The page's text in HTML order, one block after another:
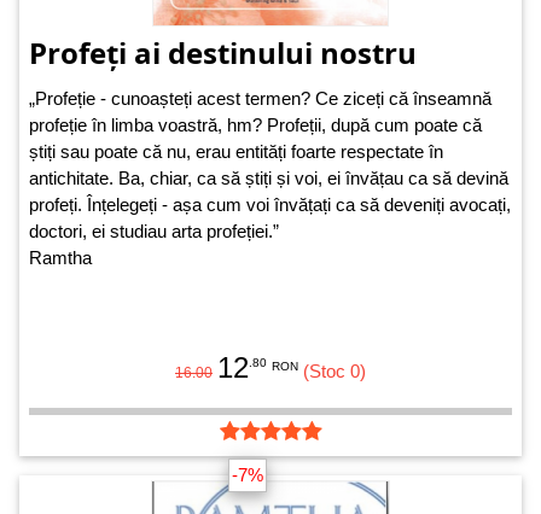
Profeți ai destinului nostru
„Profeție - cunoașteți acest termen? Ce ziceți că înseamnă
profeție în limba voastră, hm? Profeții, după cum poate că
știți sau poate că nu, erau entități foarte respectate în
antichitate. Ba, chiar, ca să știți și voi, ei învățau ca să devină
profeți. Înțelegeți - așa cum voi învățați ca să deveniți avocați,
doctori, ei studiau arta profeției.”
Ramtha
16.00 12.80 RON (Stoc 0)
-7%